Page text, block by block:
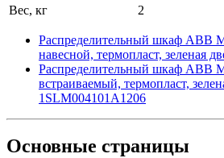
Вес, кг
2
Распределительный шкаф ABB
навесной, термопласт, зеленая
Распределительный шкаф ABB
встраиваемый, термопласт,
1SLM004101A1206
Основные страницы